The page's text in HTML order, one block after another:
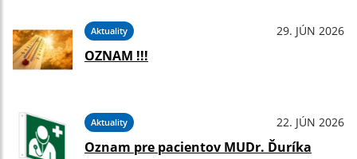
Aktuality 29. JÚN 2026
OZNAM !!!
Aktuality 22. JÚN 2026
Oznam pre pacientov MUDr. Ďuríka